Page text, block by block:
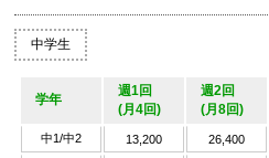
中学生
学年
週1回
(月4回)
週2回
(月8回)
中1/中2 13,200 26,400